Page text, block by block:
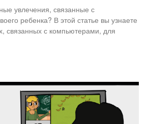
увлечения, связанные с
ребенка? В этой статье вы узнаете
связанных с компьютерами, для